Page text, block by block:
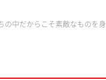
中だからこそ素敵なものを